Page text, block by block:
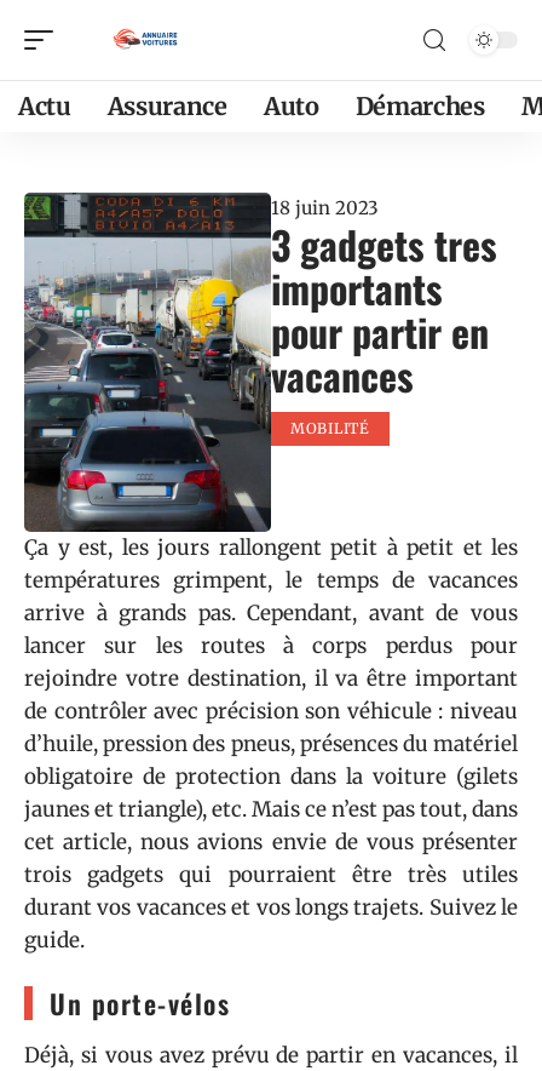
Actu Assurance Auto Démarches
18 juin 2023
3 gadgets tres
importants
pour partir en
vacances
MOBILITÉ
Ça y est, les jours rallongent petit à petit et les
températures grimpent, le temps de vacances
arrive à grands pas. Cependant, avant de vous
lancer sur les routes à corps perdus pour
rejoindre votre destination, il va être important
de contrôler avec précision son véhicule : niveau
d’huile, pression des pneus, présences du matériel
obligatoire de protection dans la voiture (gilets
jaunes et triangle), etc. Mais ce n’est pas tout, dans
cet article, nous avions envie de vous présenter
trois gadgets qui pourraient être très utiles
durant vos vacances et vos longs trajets. Suivez le
guide.
Un porte-vélos
Déjà, si vous avez prévu de partir en vacances, il